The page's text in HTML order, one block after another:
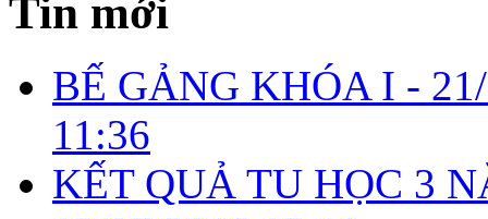
Tin mới
BẾ GẢNG KHÓA I -
11:36
KẾT QUẢ TU HỌC 3